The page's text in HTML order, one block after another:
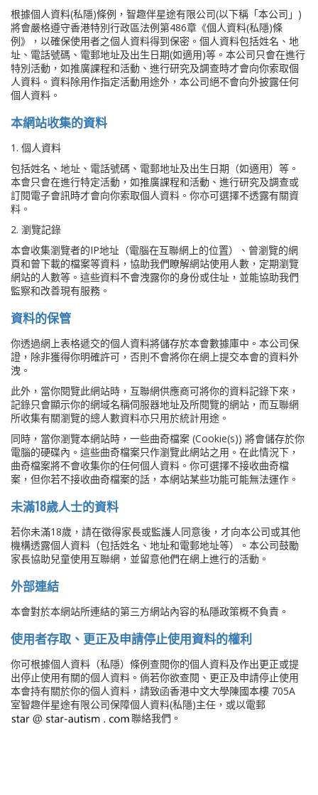
根據個人資料(私隱)條例，智趣伴星途有限公司(以下稱「本公司」)
將會嚴格遵守香港特別行政區法例第486章《個人資料(私隱)條
例》，以確保使用者之個人資料得到保密。個人資料包括姓名、地
址、電話號碼、電郵地址及出生日期(如適用)等。本公司只會在進行
特別活動，如推廣課程和活動、進行研究及調查時才會向你索取個
人資料。資料除用作指定活動用途外，本公司絕不會向外披露任何
個人資料。
本網站收集的資料
1. 個人資料
包括姓名、地址、電話號碼、電郵地址及出生日期（如適用）等。
本會只會在進行特定活動，如推廣課程和活動、進行研究及調查或
訂閱電子會訊時才會向你索取個人資料。你亦可選擇不透露有關資
料。
2. 瀏覽記錄
本會收集瀏覽者的IP地址（電腦在互聯網上的位置）、曾瀏覽的網
頁和曾下載的檔案等資料，協助我們瞭解網站使用人數，定期瀏覽
網站的人數等。這些資料不會洩露你的身份或住址，並能協助我們
監察和改善現有服務。
資料的保管
你透過網上表格遞交的個人資料將儲存於本會數據庫中。本公司保
證，除非獲得你明確許可，否則不會將你在網上提交本會的資料外
洩。
此外，當你閱覽此網站時，互聯網供應商可將你的資料記錄下來，
記錄只會顯示你的網域名稱伺服器地址及所閱覽的網站，而互聯網
所收集有關瀏覽的總人數資料亦只用於統計用途。
同時，當你瀏覽本網站時，一些曲奇檔案 (Cookie(s)) 將會儲存於你
電腦的硬碟內。這些曲奇檔案只作瀏覽此網站之用。在此情況下，
曲奇檔案將不會收集你的任何個人資料。你可選擇不接收曲奇檔
案，但你若不接收曲奇檔案的話，本網站某些功能可能無法運作。
未滿18歲人士的資料
若你未滿18歲，請在徵得家長或監護人同意後，才向本公司或其他
機構透露個人資料（包括姓名、地址和電郵地址等）。本公司鼓勵
家長協助兒童使用互聯網，並留意他們在網上進行的活動。
外部連結
本會對於本網站所連結的第三方網站內容的私隱政策概不負責。
使用者存取、更正及申請停止使用資料的權利
你可根據個人資料（私隱）條例查閱你的個人資料及作出更正或提
出停止使用有關的個人資料。倘若你欲查閱、更正及申請停止使用
本會持有關於你的個人資料，請致函香港中文大學陳國本樓 705A
室智趣伴星途有限公司保障個人資料(私隱)主任，或以電郵
聯絡我們。